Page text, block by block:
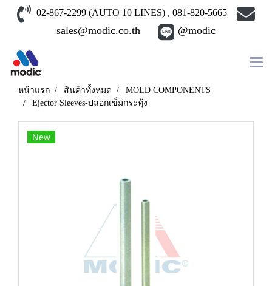
02-867-2299 (AUTO 10 LINES) , 081-820-5665
sales@modic.co.th @modic
หน้าแรก สินค้าทั้งหมด
MOLD COMPONENTS
Ejector Sleeves-ปลอกเข็มกระทุ้ง
New